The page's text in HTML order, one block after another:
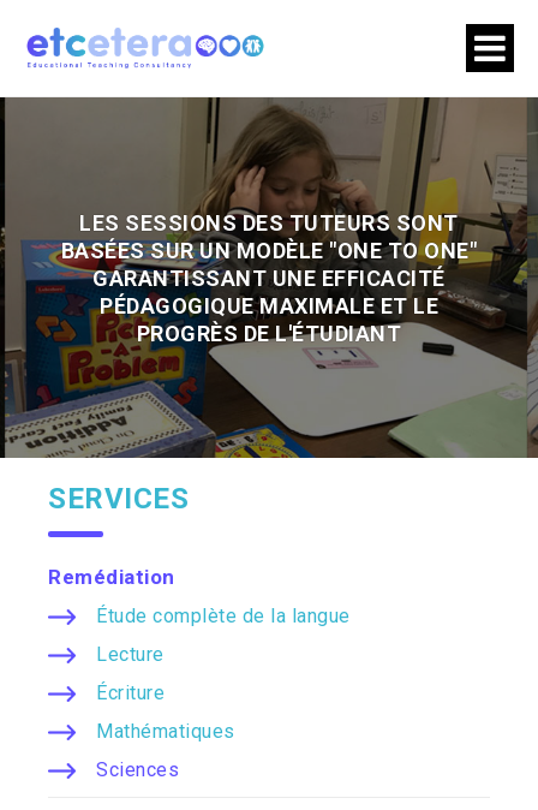
LES SESSIONS DES TUTEURS SONT
BASÉES SUR UN MODÈLE "ONE TO ONE"
GARANTISSANT UNE EFFICACITÉ
PÉDAGOGIQUE MAXIMALE ET LE
PROGRÈS DE L'ÉTUDIANT
SERVICES
Remédiation
Étude complète de la langue
Lecture
Écriture
Mathématiques
Sciences